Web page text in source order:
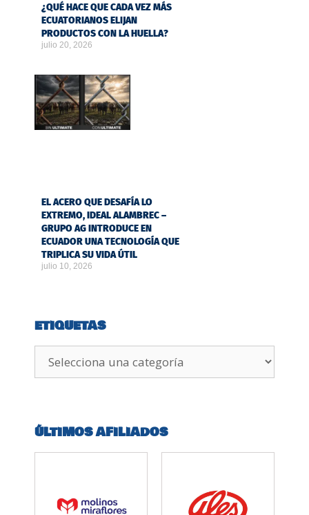
¿QUÉ HACE QUE CADA VEZ MÁS
ECUATORIANOS ELIJAN
PRODUCTOS CON LA HUELLA?
julio 20, 2026
EL ACERO QUE DESAFÍA LO
EXTREMO, IDEAL ALAMBREC –
GRUPO AG INTRODUCE EN
ECUADOR UNA TECNOLOGÍA QUE
TRIPLICA SU VIDA ÚTIL
julio 10, 2026
ETIQUETAS
ÚLTIMOS AFILIADOS